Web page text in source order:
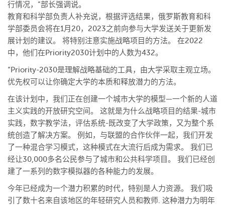
行情况，”部长强调说。
教育和科学部负责人补充说，根据评选结果，俄罗斯教育和科
学部委员会将在1月20，2023之前向参与大学发送关于更新发
展计划的建议。 将特别注意实施战略项目的方法。 在2022
中，他们在Priority2030计划中的人数为432。
“Priority-2030是理解战略基础的工具，由大学采取主观立场。
优先权可以让你确定大学的本质和释放潜力的方法。
在该计划中，我们正在创建一个城市大学的模型—一个新的人道
主义实践的开放研究空间。 这就是为什么战略项目的结果-城市
实践，数字教学法，评估系统-既改变了大学政策，又为整个系
统创造了解决方案。 例如，与联盟的合作伙伴一起，我们开发
了一种混合学习模式，这种模式在大流行后成为需求。 我们已
经让30,000多名公民参与了城市和公共科学项目。 我们已经创
建了一系列的数字模拟器的各种能力的发展。
今年已经成为一个潜力积累的时代，特别是人力资源。 我们吸
引了数十名来自该地区的年轻研究人员和教师. 这种潜力为明年